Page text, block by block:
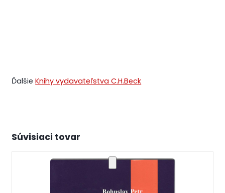
ĎalšieKnihy vydavateľstva C.H.Beck
Súvisiaci tovar